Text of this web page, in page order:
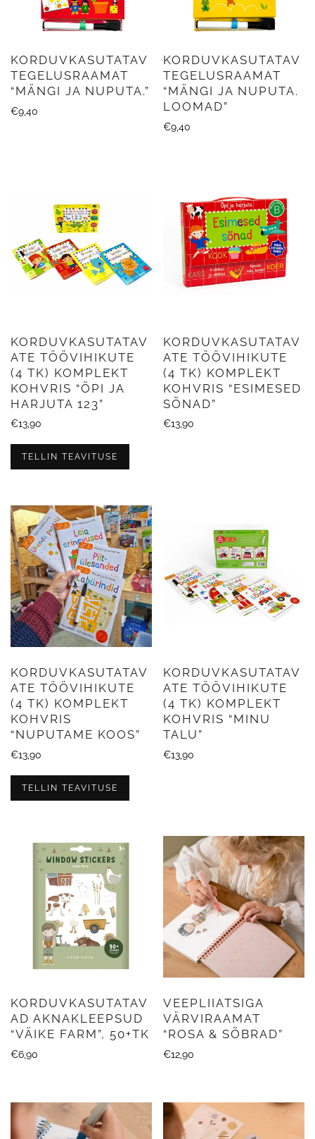
KORDUVKASUTATAV
TEGELUSRAAMAT
“MÄNGI JA NUPUTA.”
€9,40
KORDUVKASUTATAV
TEGELUSRAAMAT
“MÄNGI JA NUPUTA.
LOOMAD”
€9,40
KORDUVKASUTATAV
ATE TÖÖVIHIKUTE
(4 TK) KOMPLEKT
KOHVRIS “ÕPI JA
HARJUTA 123”
€13,90
TELLIN TEAVITUSE
KORDUVKASUTATAV
ATE TÖÖVIHIKUTE
(4 TK) KOMPLEKT
KOHVRIS “ESIMESED
SÕNAD”
€13,90
KORDUVKASUTATAV
ATE TÖÖVIHIKUTE
(4 TK) KOMPLEKT
KOHVRIS
“NUPUTAME KOOS”
€13,90
TELLIN TEAVITUSE
KORDUVKASUTATAV
ATE TÖÖVIHIKUTE
(4 TK) KOMPLEKT
KOHVRIS “MINU
TALU”
€13,90
KORDUVKASUTATAV
AD AKNAKLEEPSUD
“VÄIKE FARM”, 50+TK
€6,90
VEEPLIIATSIGA
VÄRVIRAAMAT
“ROSA & SÕBRAD”
€12,90